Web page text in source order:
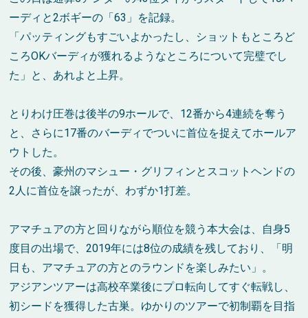
ーディと2ボギーの「63」を記録。
「パッティングもすごいよかったし、ショットもところど
ころOKバーディが獲れるようなところについて完璧でし
た」と、あれよと上昇。
とりわけ圧巻は後半の9ホールで、12番から4連続を奪う
と、さらに17番のバーディでついに首位を捉えてホールア
ウトした。
その後、豪州のマシュー・グリフィンとスコットヘンドの
2人に首位を譲ったが、わずか1打差。
アマチュアの方と回りながら順位を競う本大会は、自身5
度目の出場で、2019年には8位の成績を残しており、「明
日も、アマチュアの方とのラウンドを楽しみたい」。
アジアンツアーは高校卒業後にプロ転向してすぐ転戦し、
初シードを獲得した古巣。ゆかりのツアーで初制覇を目指